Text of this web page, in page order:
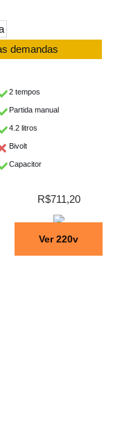
demandas
2 tempos
Partida manual
4.2 litros
Bivolt
Capacitor
R$711,20
Ver 220v